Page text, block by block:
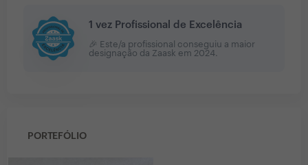
1 vez Profissional de Excelência
🎉 Este/a profissional conseguiu a maior
designação da Zaask em 2024
PORTEFÓLIO